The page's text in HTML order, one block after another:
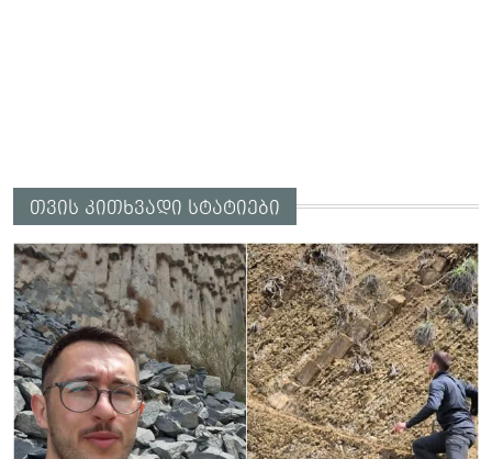
თვის კითხვადი სტატიები